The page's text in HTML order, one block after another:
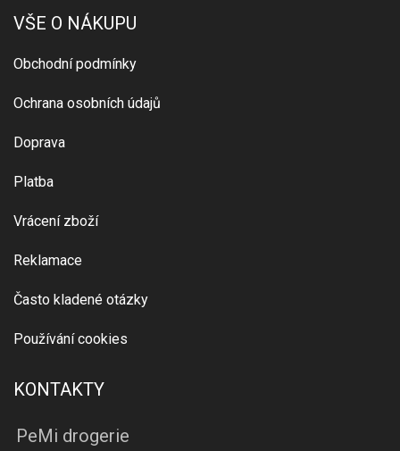
VŠE O NÁKUPU
Obchodní podmínky
Ochrana osobních údajů
Doprava
Platba
Vrácení zboží
Reklamace
Často kladené otázky
Používání cookies
KONTAKTY
PeMi drogerie